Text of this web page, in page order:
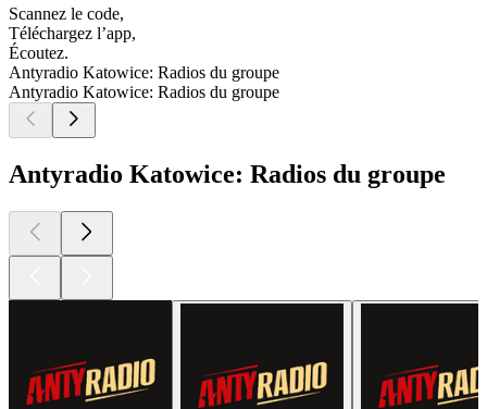
Scannez le code,
Téléchargez l’app,
Écoutez.
Antyradio Katowice: Radios du groupe
Antyradio Katowice: Radios du groupe
Antyradio Katowice: Radios du groupe